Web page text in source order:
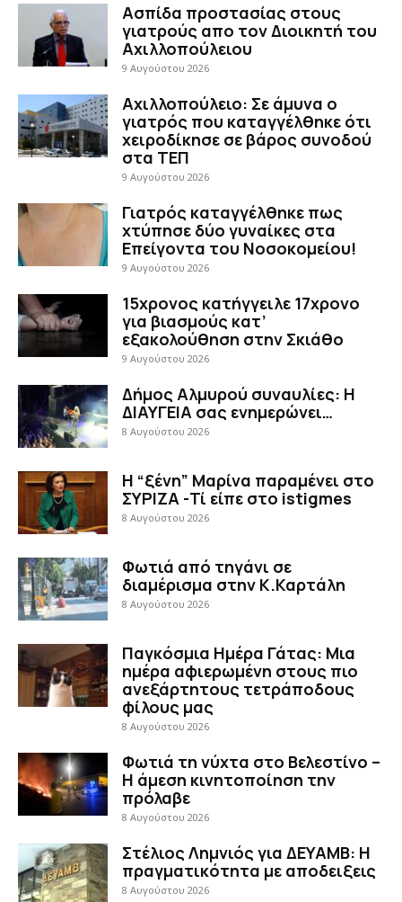
Ασπίδα προστασίας στους
γιατρούς απο τον Διοικητή του
Αχιλλοπούλειου
9 Αυγούστου 2026
Αχιλλοπούλειο: Σε άμυνα ο
γιατρός που καταγγέλθηκε ότι
χειροδίκησε σε βάρος συνοδού
στα ΤΕΠ
9 Αυγούστου 2026
Γιατρός καταγγέλθηκε πως
χτύπησε δύο γυναίκες στα
Επείγοντα του Νοσοκομείου!
9 Αυγούστου 2026
15χρονος κατήγγειλε 17χρονο
για βιασμούς κατ’
εξακολούθηση στην Σκιάθο
9 Αυγούστου 2026
Δήμος Αλμυρού συναυλίες: Η
ΔΙΑΥΓΕΙΑ σας ενημερώνει…
8 Αυγούστου 2026
Η “ξένη” Μαρίνα παραμένει στο
ΣΥΡΙΖΑ -Τί είπε στο istigmes
8 Αυγούστου 2026
Φωτιά από τηγάνι σε
διαμέρισμα στην Κ.Καρτάλη
8 Αυγούστου 2026
Παγκόσμια Ημέρα Γάτας: Μια
ημέρα αφιερωμένη στους πιο
ανεξάρτητους τετράποδους
φίλους μας
8 Αυγούστου 2026
Φωτιά τη νύχτα στο Βελεστίνο –
Η άμεση κινητοποίηση την
πρόλαβε
8 Αυγούστου 2026
Στέλιος Λημνιός για ΔΕΥΑΜΒ: Η
πραγματικότητα με αποδειξεις
8 Αυγούστου 2026